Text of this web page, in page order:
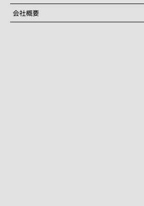
会社概要